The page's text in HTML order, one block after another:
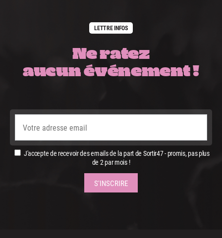
LETTRE INFOS
Ne ratez
aucun événement !
J'accepte de recevoir des emails de la part de Sortir47 - promis, pas plus
de 2 par mois !